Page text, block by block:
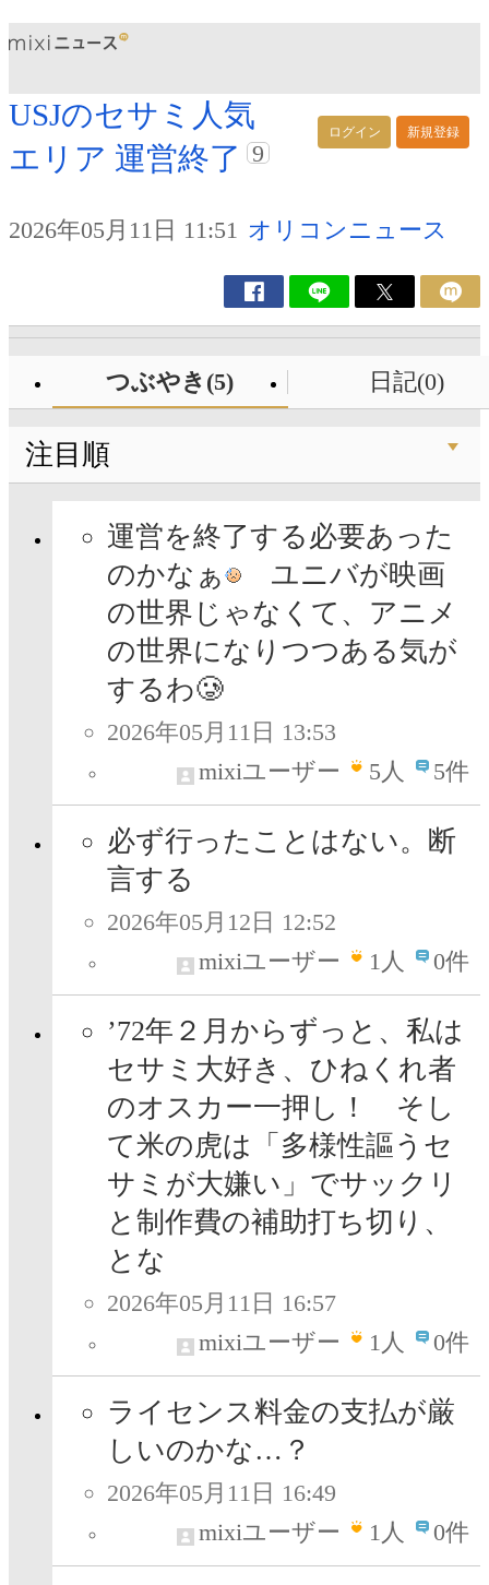
ログイン 新規登録
USJのセサミ人気
エリア 運営終了 9
2026年05月11日 11:51 オリコンニュース
つぶやき(5) 日記(0)
注目順
運営を終了する必要あった
のかなぁ
ユニバが映画
の世界じゃなくて、アニメ
の世界になりつつある気が
するわ🥲
2026年05月11日 13:53
mixiユーザー
5人 5件
必ず行ったことはない。断
言する
2026年05月12日 12:52
mixiユーザー
1人 0件
’72年２月からずっと、私は
セサミ大好き、ひねくれ者
のオスカー一押し！ そし
て米の虎は「多様性謳うセ
サミが大嫌い」でサックリ
と制作費の補助打ち切り、
とな
2026年05月11日 16:57
mixiユーザー
1人 0件
ライセンス料金の支払が厳
しいのかな…？
2026年05月11日 16:49
mixiユーザー
1人 0件